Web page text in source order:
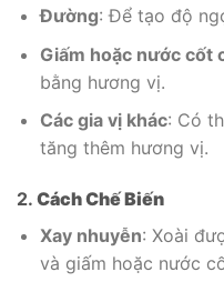
Đường: Để tạo độ
Giấm hoặc nước cốt
bằng hương vị.
Các gia vị khác: Có
tăng thêm hương vị.
2. Cách Chế Biến
Xay nhuyễn: Xoài
và giấm hoặc nước